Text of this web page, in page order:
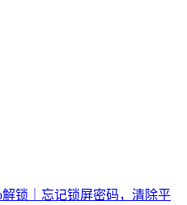
锁｜忘记锁屏密码，清除平